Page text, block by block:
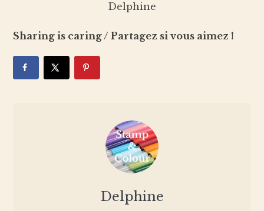
Delphine
Sharing is caring / Partagez si vous aimez !
Delphine